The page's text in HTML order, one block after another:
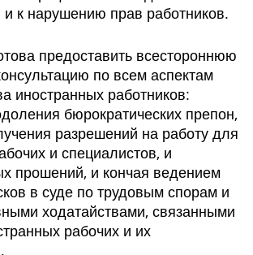
и к нарушению прав работников.
предоставить всестороннюю
по всем аспектам
иностранных работников:
бюрократических препон,
разрешений на работу для
и специалистов, и
прошений, и кончая ведением
в суде по трудовым спорам и
ходатайствами, связанными
рабочих и их